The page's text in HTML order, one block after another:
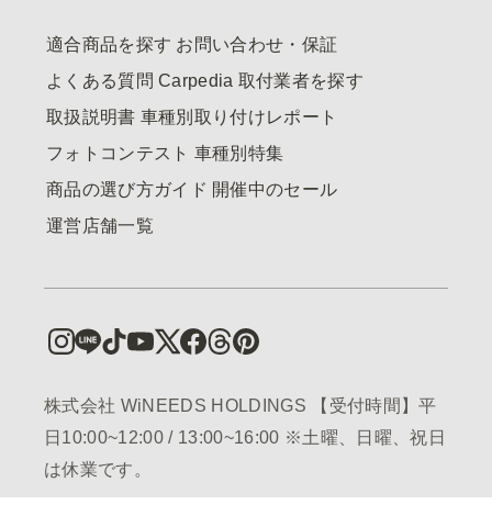
適合商品を探す お問い合わせ・保証
よくある質問 Carpedia 取付業者を探す
取扱説明書 車種別取り付けレポート
フォトコンテスト 車種別特集
商品の選び方ガイド 開催中のセール
運営店舗一覧
株式会社 WiNEEDS HOLDINGS 【受付時間】平
日10:00~12:00 / 13:00~16:00 ※土曜、日曜、祝日
は休業です。